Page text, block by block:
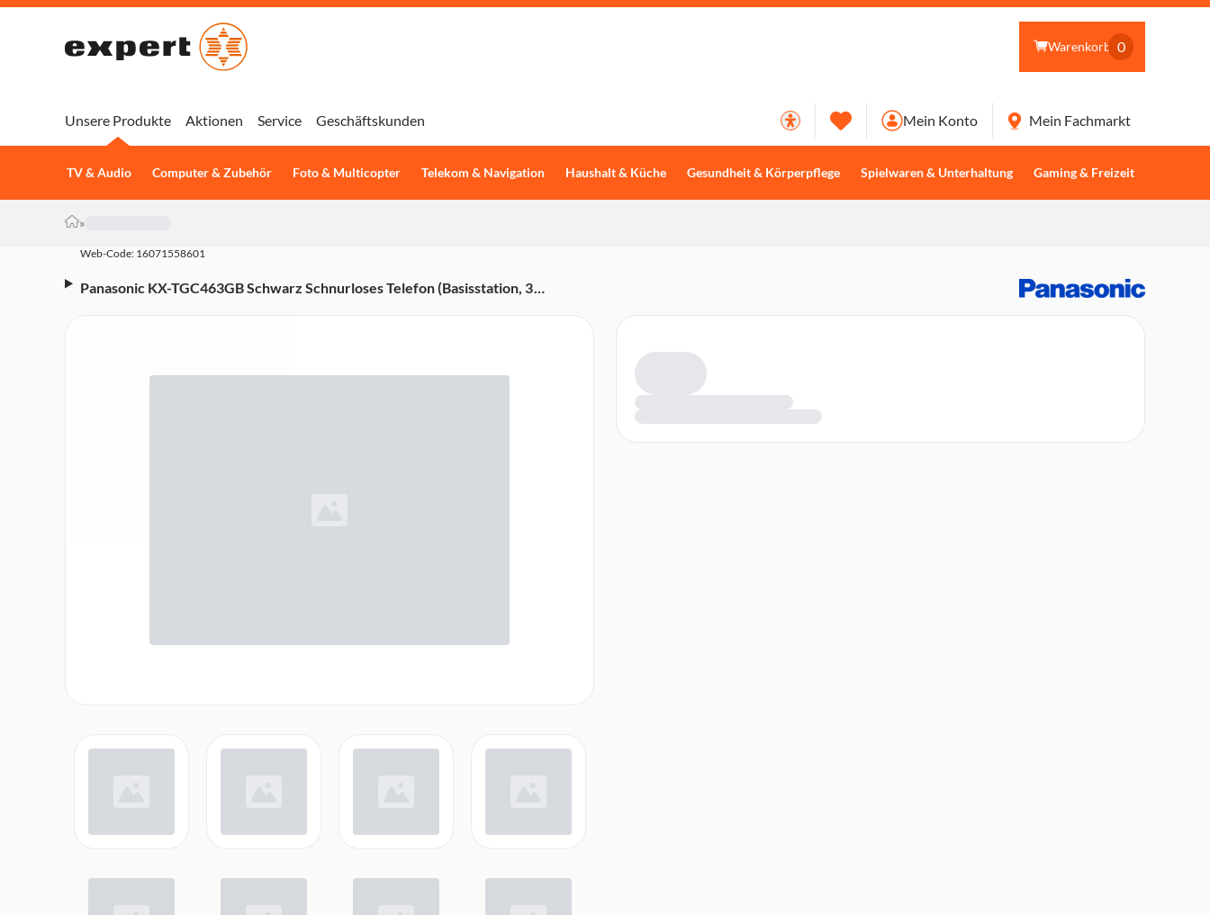
Warenkorb 0
Unsere Produkte
TV & Audio Computer & Zubehör Foto & Multicopter Telekom & Navigation Haushalt & Küche Gesundheit & Körperpflege Spielwaren & Unterhaltung Gaming & Freizeit
Aktionen Service Geschäftskunden Mein Konto Mein Fachmarkt
»
Web-Code: 16071558601
Panasonic KX-TGC463GB Schwarz Schnurloses Telefon (Basisstation, 3